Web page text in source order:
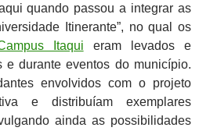
quando passou a integrar as
Itinerante”, no qual os
Itaqui eram levados e
e durante eventos do município.
envolvidos com o projeto
e distribuíam exemplares
ainda as possibilidades